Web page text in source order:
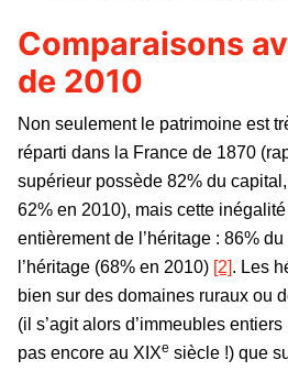
Comparaisons
de 2010
Non seulement le patrimoine est
réparti dans la France de 1870
supérieur possède 82% du capital,
62% en 2010), mais cette
entièrement de l’héritage : 86%
l’héritage (68% en 2010) [2]. Les
bien sur des domaines ruraux ou
(il s’agit alors d’immeubles
pas encore au XIXe siècle !) que